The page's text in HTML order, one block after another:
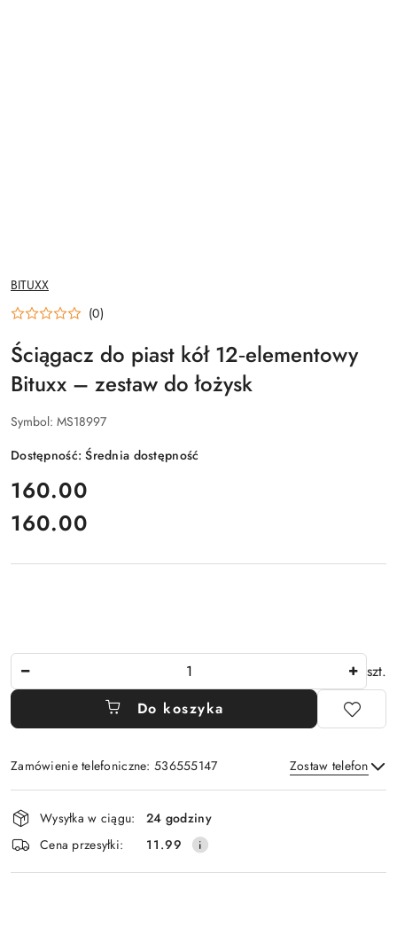
NAZWA
PRODUCENTA:
BITUXX
(0)
Ściągacz do piast kół 12‑elementowy
Bituxx – zestaw do łożysk
Symbol: MS18997
Dostępność:Średnia dostępność
cena:
160.00
Cena:
160.00
szt.
Do koszyka
Zamówienie telefoniczne: 536555147 Zostaw telefon
Wyślij
Dostępność
i
dostawa
Wysyłka w ciągu:
24 godziny
Cena przesyłki:
11.99